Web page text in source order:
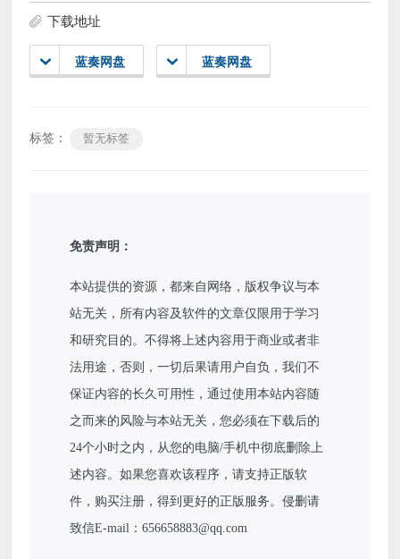
下载地址
蓝奏网盘 蓝奏网盘
标签： 暂无标签
免责声明：
本站提供的资源，都来自网络，版权争议与本
站无关，所有内容及软件的文章仅限用于学习
和研究目的。不得将上述内容用于商业或者非
法用途，否则，一切后果请用户自负，我们不
保证内容的长久可用性，通过使用本站内容随
之而来的风险与本站无关，您必须在下载后的
24个小时之内，从您的电脑/手机中彻底删除上
述内容。如果您喜欢该程序，请支持正版软
件，购买注册，得到更好的正版服务。侵删请
致信E-mail：656658883@qq.com